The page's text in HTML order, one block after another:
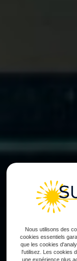
Nous utilisons des
cookies essentiels
que les cookies
l'utilisez. Les cookies
une expérience plus